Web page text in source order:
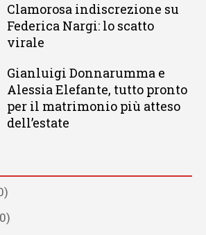
Clamorosa indiscrezione su
Federica Nargi: lo scatto
virale
Gianluigi Donnarumma e
Alessia Elefante, tutto pronto
per il matrimonio più atteso
dell’estate